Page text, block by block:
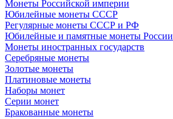
Монеты Российской империи
Юбилейные монеты СССР
Регулярные монеты СССР и РФ
Юбилейные и памятные монеты России
Монеты иностранных государств
Серебряные монеты
Золотые монеты
Платиновые монеты
Наборы монет
Серии монет
Бракованные монеты